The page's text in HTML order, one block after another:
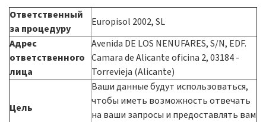
Ответственный
за процедуру
Europisol 2002, SL
Адрес
ответственного
лица
Avenida DE LOS NENUFARES, S/N, EDF.
Camara de Alicante oficina 2, 03184 -
Torrevieja (Alicante)
Цель
Ваши данные будут использоваться,
чтобы иметь возможность отвечать
на ваши запросы и предоставлять вам